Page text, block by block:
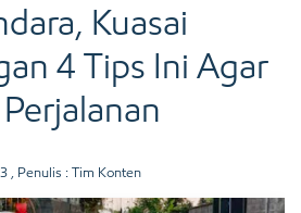
Kuasai
4 Tips Ini Agar
, Penulis : Tim Konten